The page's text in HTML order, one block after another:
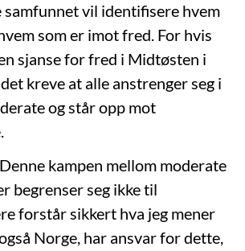
vil identifisere hvem
som er imot fred. For hvis
sjanse for fred i Midtøsten i
kreve at alle anstrenger seg i
og står opp mot
kampen mellom moderate
begrenser seg ikke til
forstår sikkert hva jeg mener
Norge, har ansvar for dette,